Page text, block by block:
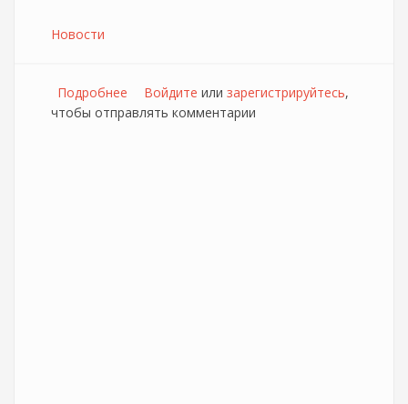
Новости
Подробнее о На мультимедийном портале Дом.ру
открылся сервис Sportbox
Войдите или зарегистрируйтесь,
чтобы отправлять комментарии